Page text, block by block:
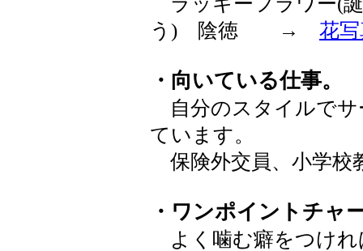
う) 陰徳 → 花
・向いている仕事。
自分のスタイルでサ
ています。
保険外交員、小学校
・ワンポイントチャ
よく噛む癖をつけれ